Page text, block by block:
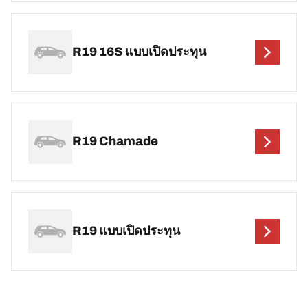
R19 16S แบบเปิดประทุน
R19 Chamade
R19 แบบเปิดประทุน